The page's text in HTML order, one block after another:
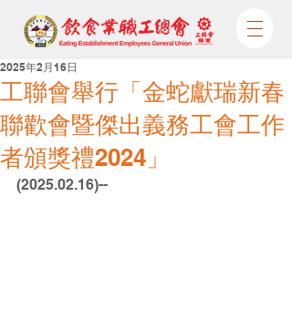
工聯會舉行「金蛇獻瑞新春
聯歡會暨傑出義務工會工作
者頒獎禮2024」
2025年2月16日
(2025.02.16)--